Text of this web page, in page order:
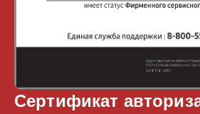
Сертификат